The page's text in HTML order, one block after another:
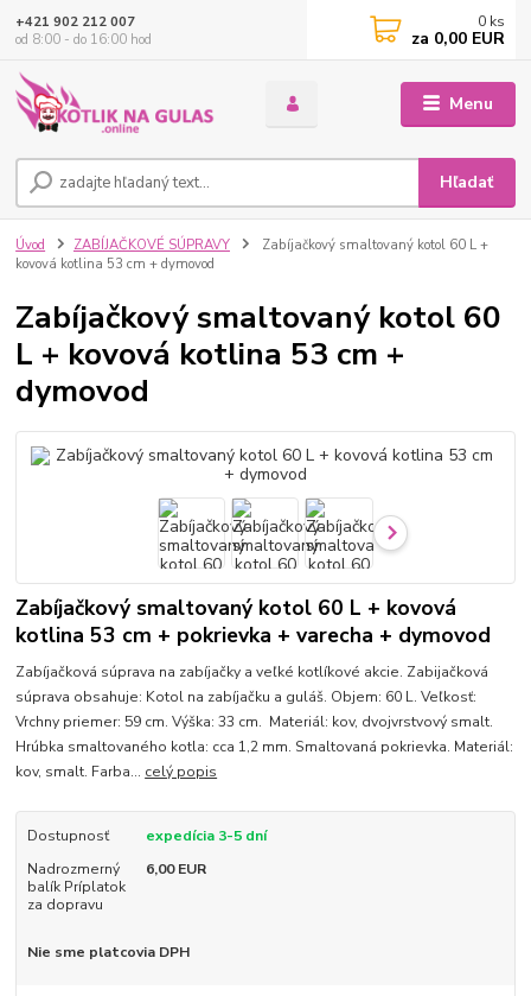
Menu
Hľadať
+421 902 212 007
od 8:00 - do 16:00 hod
0 ks
za 0,00 EUR
Úvod ZABÍJAČKOVÉ SÚPRAVY
Zabíjačkový smaltovaný kotol 60 L +
kovová kotlina 53 cm + dymovod
Zabíjačkový smaltovaný kotol 60
L + kovová kotlina 53 cm +
dymovod
Zabíjačkový smaltovaný kotol 60 L + kovová
kotlina 53 cm + pokrievka + varecha + dymovod
Zabíjačková súprava na zabíjačky a veľké kotlíkové akcie. Zabijačková
súprava obsahuje: Kotol na zabíjačku a guláš. Objem: 60 L. Veľkosť:
Vrchny priemer: 59 cm. Výška: 33 cm. Materiál: kov, dvojvrstvový smalt.
Hrúbka smaltovaného kotla: cca 1,2 mm. Smaltovaná pokrievka. Materiál:
kov, smalt. Farba... celý popis
Dostupnosť
expedícia 3-5 dní
Nadrozmerný
balík Príplatok
za dopravu
6,00 EUR
Nie sme platcovia DPH